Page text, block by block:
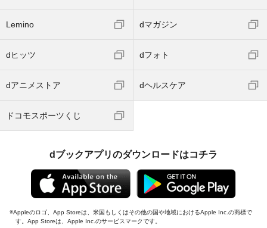
Lemino dマガジン
dヒッツ dフォト
dアニメストア dヘルスケア
ドコモスポーツくじ
dブックアプリのダウンロードはコチラ
Appleのロゴ、App Storeは、米国もしくはその他の国や地域におけるApple Inc.の商標で
す。App Storeは、Apple Inc.のサービスマークです。